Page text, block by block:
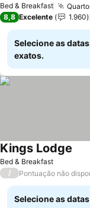
Bed & Breakfast
8,8 Excelente 1.960
Selecione as
exatos.
Bed & Breakfast
Kings Lodge
/ Pontuação não
Selecione as